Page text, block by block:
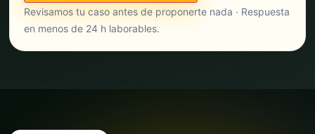
Revisamos tu caso antes de proponerte nada · Respuesta
en menos de 24 h laborables.